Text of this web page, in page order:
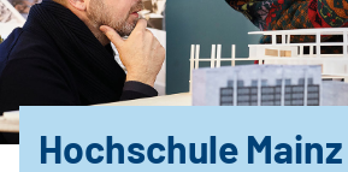
Hochschule Mainz